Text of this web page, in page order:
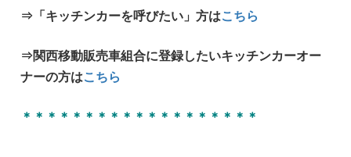
⇒「キッチンカーを呼びたい」方はこちら
⇒関西移動販売車組合に登録したいキッチンカーオー
ナーの方はこちら
＊＊＊＊＊＊＊＊＊＊＊＊＊＊＊＊＊＊＊